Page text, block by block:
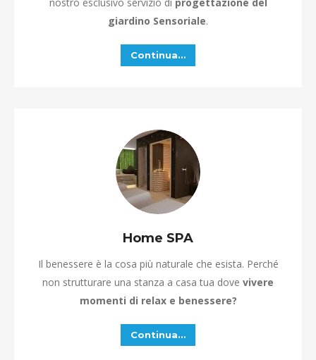
giardino Sensoriale.
Continua…
Home SPA
Il benessere è la cosa più naturale che esista. Perché
non strutturare una stanza a casa tua dove vivere
momenti di relax e benessere?
Continua…